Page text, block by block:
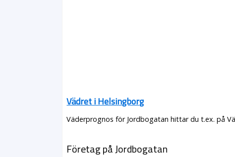
Vädret i Helsingborg
Väderprognos för Jordbogatan hittar du t.ex. på
Företag på Jordbogatan